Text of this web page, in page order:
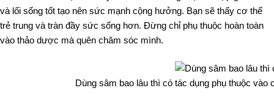
và lối sống tốt tạo nên sức mạnh cộng hưởng. Bạn sẽ thấy cơ thể
trẻ trung và tràn đầy sức sống hơn. Đừng chỉ phụ thuộc hoàn toàn
vào thảo dược mà quên chăm sóc mình.
Dùng sâm bao lâu thì có tác dụng phụ thuộc